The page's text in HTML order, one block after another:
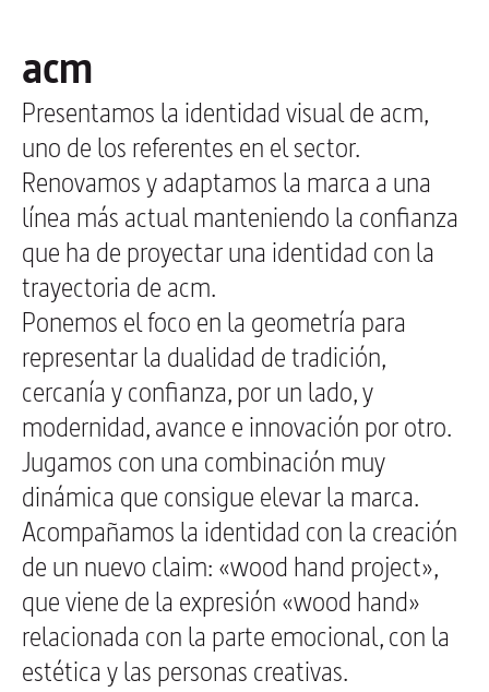
acm
Presentamos la identidad visual de acm,
uno de los referentes en el sector.
Renovamos y adaptamos la marca a una
línea más actual manteniendo la confianza
que ha de proyectar una identidad con la
trayectoria de acm.
Ponemos el foco en la geometría para
representar la dualidad de tradición,
cercanía y confianza, por un lado, y
modernidad, avance e innovación por otro.
Jugamos con una combinación muy
dinámica que consigue elevar la marca.
Acompañamos la identidad con la creación
de un nuevo claim: «wood hand project»,
que viene de la expresión «wood hand»
relacionada con la parte emocional, con la
estética y las personas creativas.